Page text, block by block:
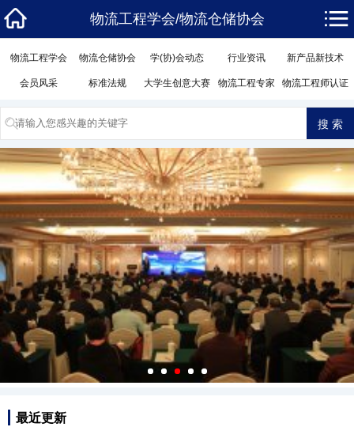
物流工程学会/物流仓储协会
物流工程学会 物流仓储协会 学(协)会动态 行业资讯 新产品新技术
会员风采 标准法规 大学生创意大赛 物流工程专家 物流工程师认证
最近更新